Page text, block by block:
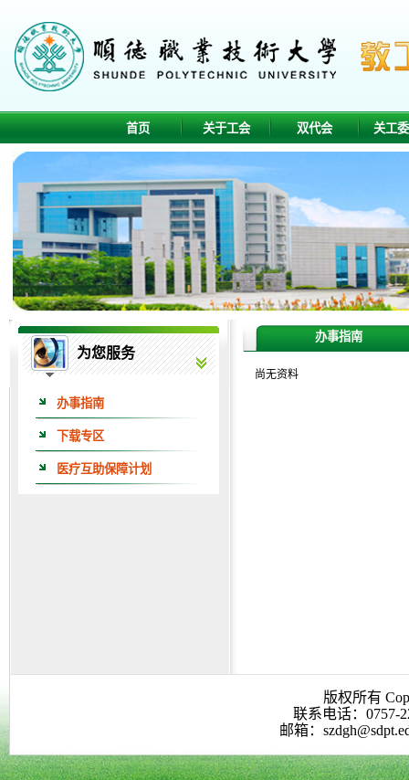
首页 关于工会 双代会 关工
为您服务
办事指南
下载专区
医疗互助保障计划
办事指南
尚无资料
版权所有
联系电话：0757-
邮箱：